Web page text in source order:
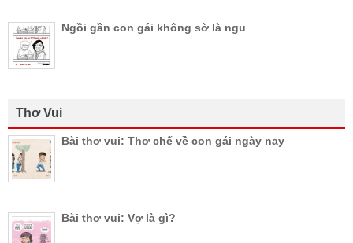
Ngồi gần con gái không sờ là ngu
Thơ Vui
Bài thơ vui: Thơ chế về con gái ngày nay
Bài thơ vui: Vợ là gì?